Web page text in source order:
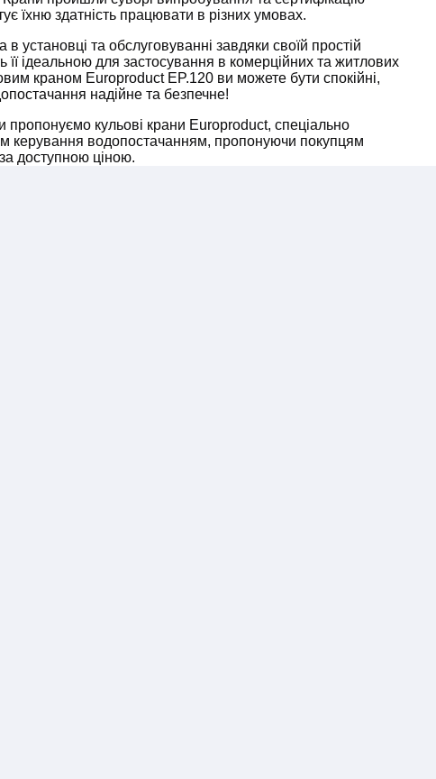
їхню здатність працювати в різних умовах.
установці та обслуговуванні завдяки своїй простій
її ідеальною для застосування в комерційних та житлових
краном Europroduct EP.120 ви можете бути спокійні,
надійне та безпечне!
кульові крани Europroduct, спеціально
керування водопостачанням, пропонуючи покупцям
доступною ціною.